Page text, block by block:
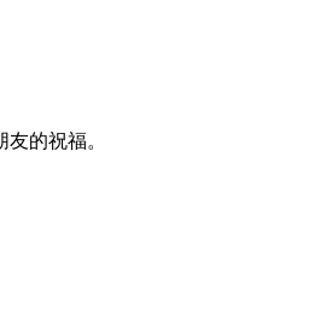
的祝福。